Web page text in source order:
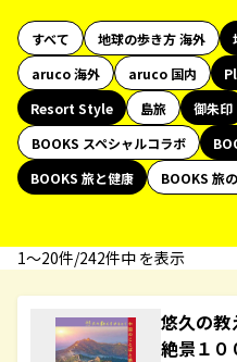
すべて 地球の歩き方 海外
aruco 海外
aruco 国内
Resort Style
島旅 御朱印
BOOKS スペシャルコラボ
BOOKS 旅と健康
BOOKS 旅
1〜20件/242件中 を表示
悠久の教
絶景１０